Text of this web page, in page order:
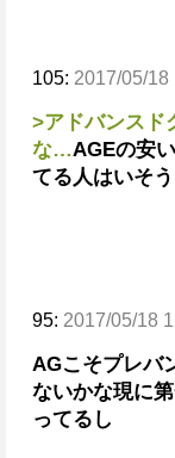
105: 2017/05/18
>アドバンスド
な…AGEの安
てる人はいそ
95: 2017/05/18
AGこそプレバ
ないかな現に
ってるし